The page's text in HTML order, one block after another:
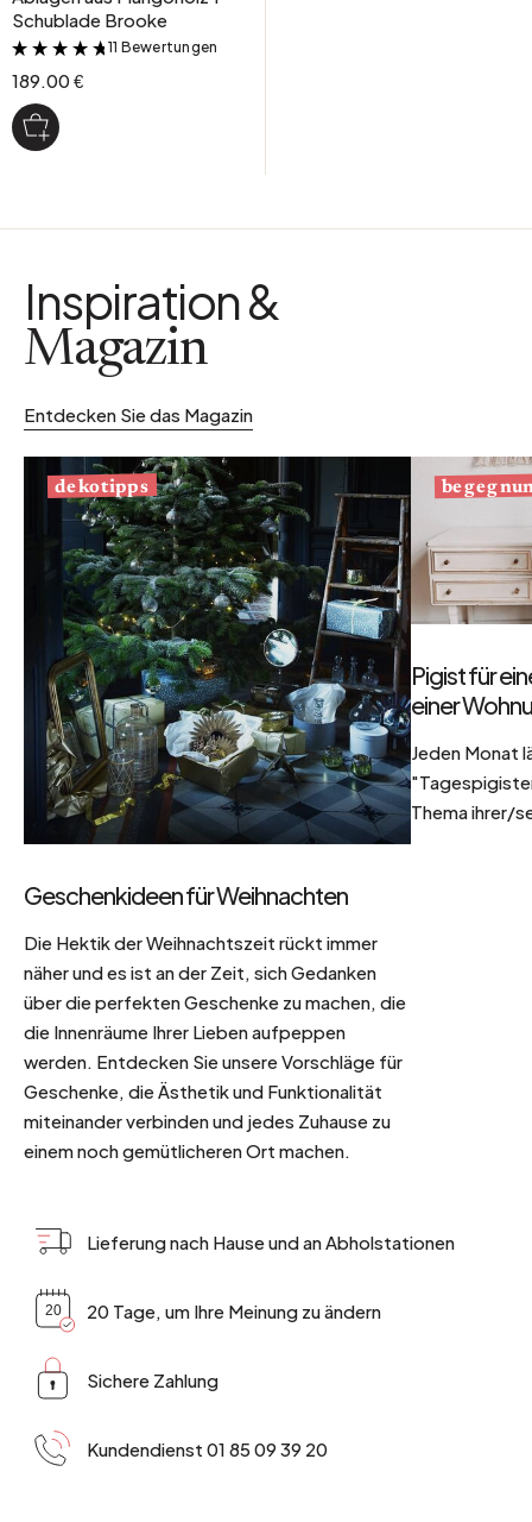
Schublade Brooke
&
11 Bewertungen
189.00 €
Inspiration &
Magazin
Entdecken Sie das Magazin
dekotipps
Geschenkideen für Weihnachten
Die Hektik der Weihnachtszeit rückt immer
näher und es ist an der Zeit, sich Gedanken
über die perfekten Geschenke zu machen, die
die Innenräume Ihrer Lieben aufpeppen
werden. Entdecken Sie unsere Vorschläge für
Geschenke, die Ästhetik und Funktionalität
miteinander verbinden und jedes Zuhause zu
einem noch gemütlicheren Ort machen.
Pigist für
einer
Jeden Monat
Thema ihrer/
Lieferung nach Hause und an Abholstationen
20 Tage, um Ihre Meinung zu ändern
Sichere Zahlung
Kundendienst 01 85 09 39 20